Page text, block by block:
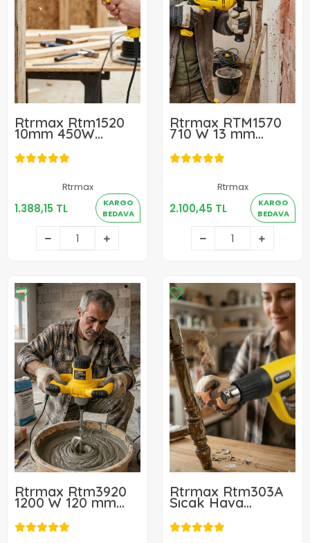
Rtrmax Rtm1520
10mm 450W
Darbesiz Elektrikli
Matkap
Rtrmax
1.388,15 TL
KARGO
BEDAVA
1.388,15 TL
Sepete Ekle
Rtrmax RTM1570
710 W 13 mm
Darbeli Elektrikli
Matkap
Rtrmax
2.100,45 TL
KARGO
BEDAVA
2.100,45 TL
Sepete Ekle
Rtrmax Rtm3920
1200 W 120 mm
Elektrikli Boya
Karıştırıcısı
Rtrmax Rtm303A
Sıcak Hava
Tabancası 2000W